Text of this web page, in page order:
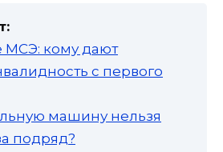
МСЭ: кому дают
с первого
машину нельзя
подряд?